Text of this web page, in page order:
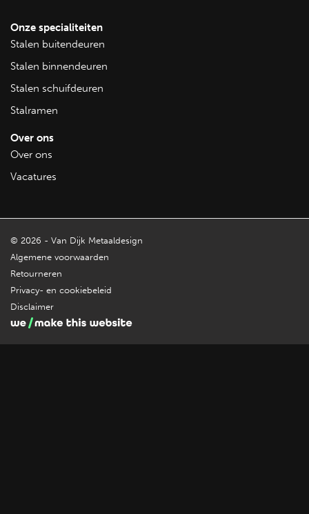
Onze specialiteiten
Stalen buitendeuren
Stalen binnendeuren
Stalen schuifdeuren
Stalramen
Over ons
Over ons
Vacatures
© 2026 - Van Dijk Metaaldesign
Algemene voorwaarden
Retourneren
Privacy- en cookiebeleid
Disclaimer